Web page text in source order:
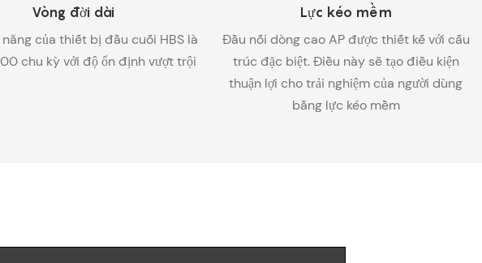
Vòng đời dài
của thiết bị đầu cuối HBS là
chu kỳ với độ ổn định vượt trội
Lực kéo mềm
Đầu nối dòng cao AP được thiết kế với cấu
trúc đặc biệt. Điều này sẽ tạo điều kiện
thuận lợi cho trải nghiệm của người dùng
bằng lực kéo mềm